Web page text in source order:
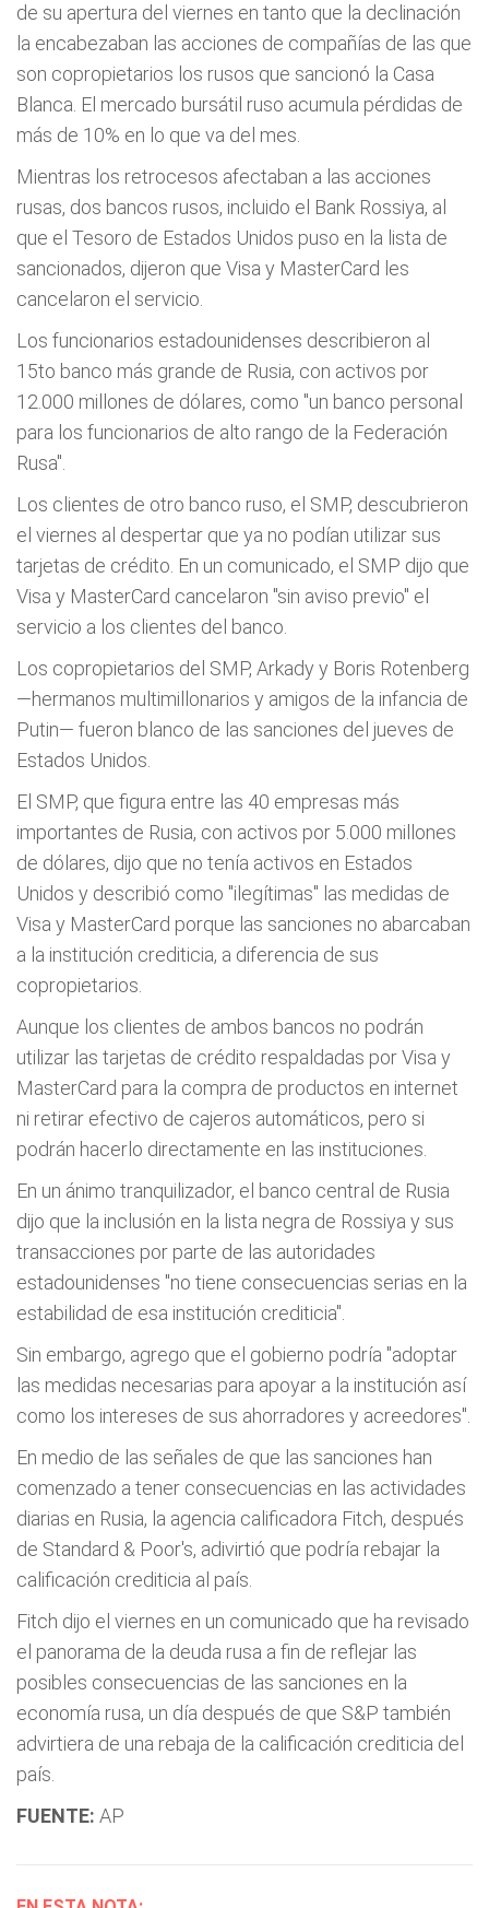
de su apertura del viernes en tanto que la declinación
la encabezaban las acciones de compañías de las que
son copropietarios los rusos que sancionó la Casa
Blanca. El mercado bursátil ruso acumula pérdidas de
más de 10% en lo que va del mes.
Mientras los retrocesos afectaban a las acciones
rusas, dos bancos rusos, incluido el Bank Rossiya, al
que el Tesoro de Estados Unidos puso en la lista de
sancionados, dijeron que Visa y MasterCard les
cancelaron el servicio.
Los funcionarios estadounidenses describieron al
15to banco más grande de Rusia, con activos por
12.000 millones de dólares, como "un banco personal
para los funcionarios de alto rango de la Federación
Rusa".
Los clientes de otro banco ruso, el SMP, descubrieron
el viernes al despertar que ya no podían utilizar sus
tarjetas de crédito. En un comunicado, el SMP dijo que
Visa y MasterCard cancelaron "sin aviso previo" el
servicio a los clientes del banco.
Los copropietarios del SMP, Arkady y Boris Rotenberg
—hermanos multimillonarios y amigos de la infancia de
Putin— fueron blanco de las sanciones del jueves de
Estados Unidos.
El SMP, que figura entre las 40 empresas más
importantes de Rusia, con activos por 5.000 millones
de dólares, dijo que no tenía activos en Estados
Unidos y describió como "ilegítimas" las medidas de
Visa y MasterCard porque las sanciones no abarcaban
a la institución crediticia, a diferencia de sus
copropietarios.
Aunque los clientes de ambos bancos no podrán
utilizar las tarjetas de crédito respaldadas por Visa y
MasterCard para la compra de productos en internet
ni retirar efectivo de cajeros automáticos, pero si
podrán hacerlo directamente en las instituciones.
En un ánimo tranquilizador, el banco central de Rusia
dijo que la inclusión en la lista negra de Rossiya y sus
transacciones por parte de las autoridades
estadounidenses "no tiene consecuencias serias en la
estabilidad de esa institución crediticia".
Sin embargo, agrego que el gobierno podría "adoptar
las medidas necesarias para apoyar a la institución así
como los intereses de sus ahorradores y acreedores".
En medio de las señales de que las sanciones han
comenzado a tener consecuencias en las actividades
diarias en Rusia, la agencia calificadora Fitch, después
de Standard & Poor's, adivirtió que podría rebajar la
calificación crediticia al país.
Fitch dijo el viernes en un comunicado que ha revisado
el panorama de la deuda rusa a fin de reflejar las
posibles consecuencias de las sanciones en la
economía rusa, un día después de que S&P también
advirtiera de una rebaja de la calificación crediticia del
país.
FUENTE: AP